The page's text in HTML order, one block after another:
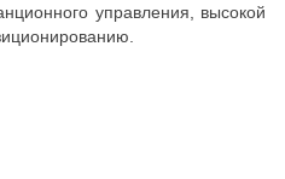
управления, высокой